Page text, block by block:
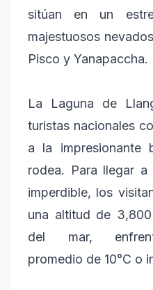
sitúan en un
majestuosos
Pisco y Yanapaccha.
La Laguna de
turistas nacionales
a la impresionante
rodea. Para llegar a
imperdible, los
una altitud de
del mar,
promedio de 10°C o